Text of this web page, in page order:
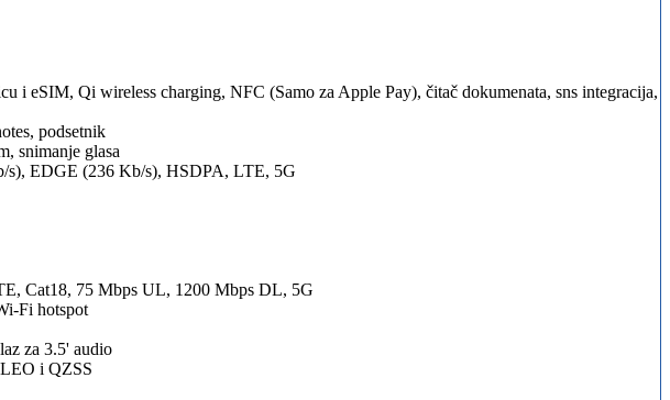
i eSIM, Qi wireless charging, NFC (Samo za Apple Pay), čitač dokumenata, sns integracija,
podsetnik
snimanje glasa
s), EDGE (236 Kb/s), HSDPA, LTE, 5G
Cat18, 75 Mbps UL, 1200 Mbps DL, 5G
Fi hotspot
za 3.5' audio
i QZSS